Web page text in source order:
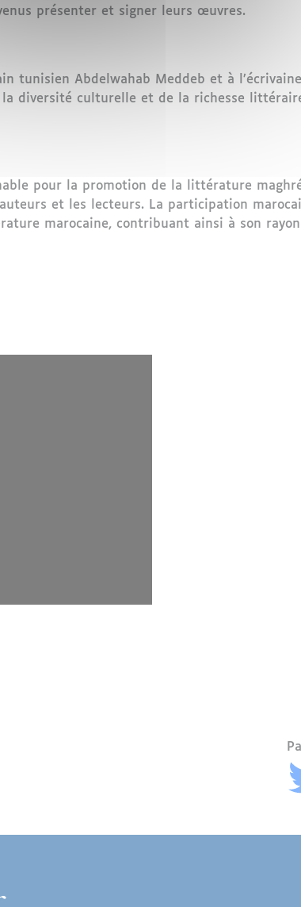
présenter et signer leurs œuvres.
tunisien Abdelwahab Meddeb et à
la diversité culturelle et de la richesse
pour la promotion de la littérature
et les lecteurs. La participation
marocaine, contribuant ainsi à son